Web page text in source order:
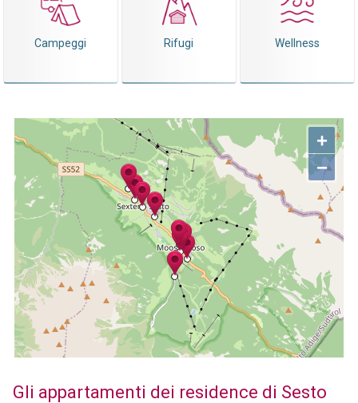
Campeggi Rifugi Wellness
+
−
Gli appartamenti dei residence di Sesto